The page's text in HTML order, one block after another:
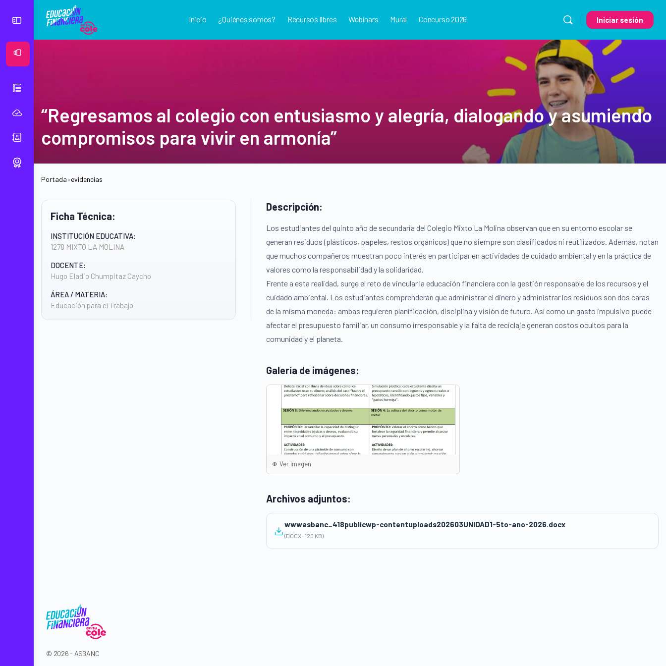
Inicio ¿Quiénes somos? Recursos libres Webinars Mural Concurso 2026 Iniciar sesión
“Regresamos al colegio con entusiasmo y alegría, dialogando y asumiendo
compromisos para vivir en armonía”
Portada»evidencias
Ficha Técnica:
INSTITUCIÓN EDUCATIVA:
1278 MIXTO LA MOLINA
DOCENTE:
Hugo Eladio Chumpitaz Caycho
ÁREA / MATERIA:
Educación para el Trabajo
Descripción:
Los estudiantes del quinto año de secundaria del Colegio Mixto La Molina observan que en su entorno escolar se
generan residuos (plásticos, papeles, restos orgánicos) que no siempre son clasificados ni reutilizados. Además, notan
que muchos compañeros muestran poco interés en participar en actividades de cuidado ambiental y en la práctica de
valores como la responsabilidad y la solidaridad.
Frente a esta realidad, surge el reto de vincular la educación financiera con la gestión responsable de los recursos y el
cuidado ambiental. Los estudiantes comprenderán que administrar el dinero y administrar los residuos son dos caras
de la misma moneda: ambas requieren planificación, disciplina y visión de futuro. Así como un gasto impulsivo puede
afectar el presupuesto familiar, un consumo irresponsable y la falta de reciclaje generan costos ocultos para la
comunidad y el planeta.
Galería de imágenes:
Ver imagen
Archivos adjuntos:
wwwasbanc_418publicwp-contentuploads202603UNIDAD1-5to-ano-2026.docx
(DOCX · 120 KB)
© 2026 - ASBANC